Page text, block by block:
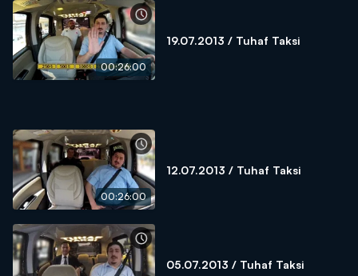
00:26:00
19.07.2013 / Tuhaf Taksi
00:26:00
12.07.2013 / Tuhaf Taksi
05.07.2013 / Tuhaf Taksi